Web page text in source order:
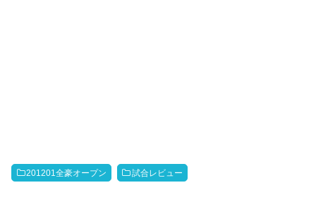
201201全豪オープン 試合レビュー